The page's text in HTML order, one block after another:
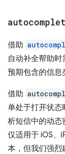
借助
自动补全帮助
预期包含的信息
借助
单处于打开状态
析短信中的动态
仅适用于 iOS、
本，但我们强烈